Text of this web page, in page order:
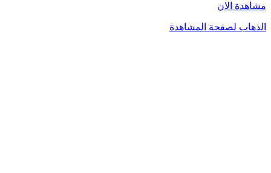
مشاهدة الان
الذهاب لصفحة المشاهدة